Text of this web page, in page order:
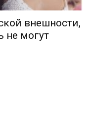
внешности,
не могут